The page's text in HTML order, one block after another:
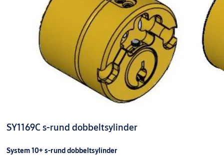
SY1169C s-rund dobbeltsylinder
System 10+ s-rund dobbeltsylinder